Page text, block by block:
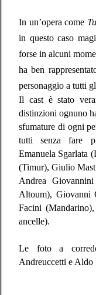
In un’opera come
in questo caso
forse in alcuni
ha ben
personaggio a tutti
Il cast è stato
distinzioni ognuno
sfumature di ogni
tutti senza fare
Emanuela Sgarlata
(Timur), Giulio
Andrea
Altoum), Giovanni
Facini
ancelle).
Le foto a
Andreuccetti e